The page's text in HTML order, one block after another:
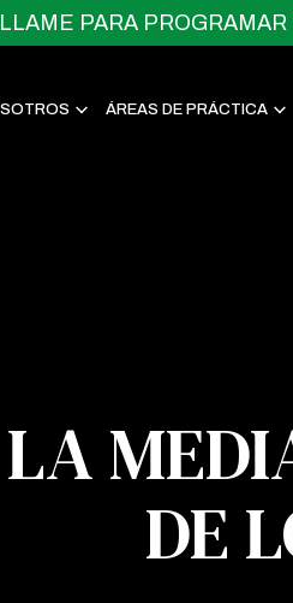
LLAME PARA
ÁREAS DE PRÁCTICA
DE